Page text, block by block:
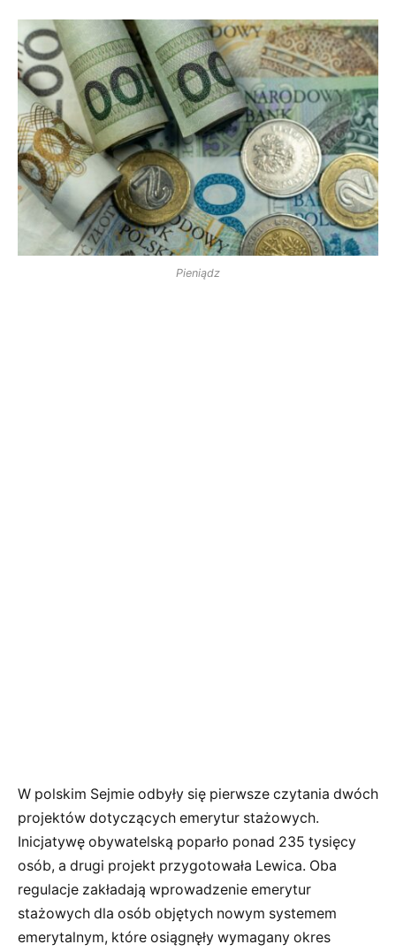
Pieniądz
W polskim Sejmie odbyły się pierwsze czytania dwóch
projektów dotyczących emerytur stażowych.
Inicjatywę obywatelską poparło ponad 235 tysięcy
osób, a drugi projekt przygotowała Lewica. Oba
regulacje zakładają wprowadzenie emerytur
stażowych dla osób objętych nowym systemem
emerytalnym, które osiągnęły wymagany okres